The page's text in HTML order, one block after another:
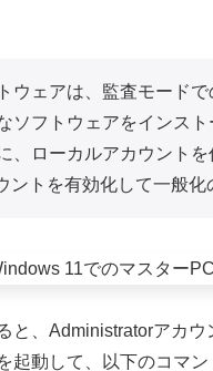
ウェアは、監査モード
ソフトウェアをインス
、ローカルアカウント
ントを有効化して一般
と、Administratorアカ
起動して、以下のコマ